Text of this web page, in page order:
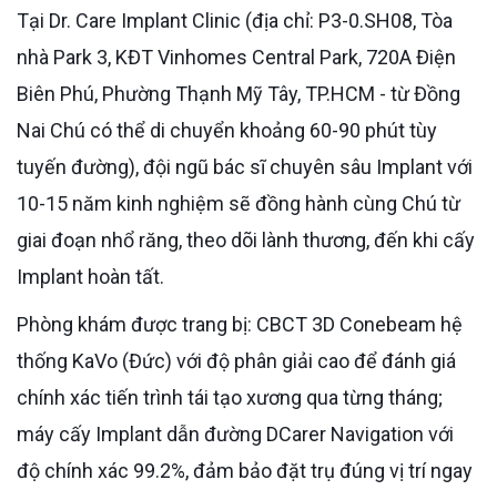
Tại Dr. Care Implant Clinic (địa chỉ: P3-0.SH08, Tòa
nhà Park 3, KĐT Vinhomes Central Park, 720A Điện
Biên Phú, Phường Thạnh Mỹ Tây, TP.HCM - từ Đồng
Nai Chú có thể di chuyển khoảng 60-90 phút tùy
tuyến đường), đội ngũ bác sĩ chuyên sâu Implant với
10-15 năm kinh nghiệm sẽ đồng hành cùng Chú từ
giai đoạn nhổ răng, theo dõi lành thương, đến khi cấy
Implant hoàn tất.
Phòng khám được trang bị: CBCT 3D Conebeam hệ
thống KaVo (Đức) với độ phân giải cao để đánh giá
chính xác tiến trình tái tạo xương qua từng tháng;
máy cấy Implant dẫn đường DCarer Navigation với
độ chính xác 99.2%, đảm bảo đặt trụ đúng vị trí ngay